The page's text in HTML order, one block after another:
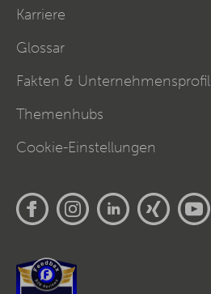
Karriere
Glossar
Fakten & Unternehmensprofil
Themenhubs
Cookie-Einstellungen